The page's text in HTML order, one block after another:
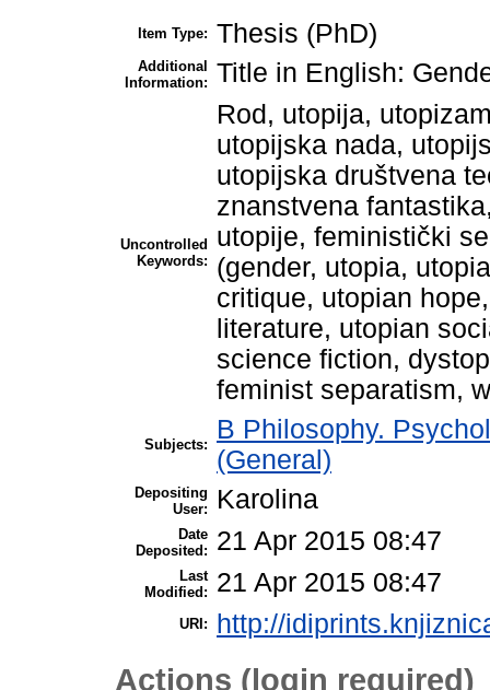
Item Type: Thesis (PhD)
Additional
Information: Title in English:
Uncontrolled
Keywords:
Rod, utopija,
utopijska nada,
utopijska društvena
znanstvena
utopije, feministički
(gender, utopia,
critique, utopian
literature, utopian
science fiction,
feminist separatism,
Subjects:
B Philosophy.
(General)
Depositing
User:
Karolina
Date
Deposited:
21 Apr 2015 08:47
Last
Modified:
21 Apr 2015 08:47
URI: http://
Actions (login required)